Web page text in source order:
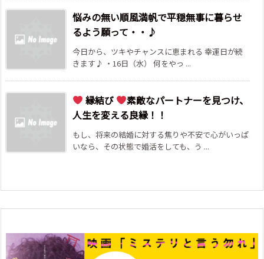
悩みの無い順風満帆で平穏無事に暮らせ
るよう願って・・♪
今日から、ツキやチャンスに恵まれる 幸運日が続
きます♪ ・16日（水） 何をやっ ...
縁結び
素敵なパートナーを見つけ、
人生を変える良縁！！
もし、将来の結婚に対する焦りや不安で心がいっぱ
いなら、その状態で婚活をしても、う ...